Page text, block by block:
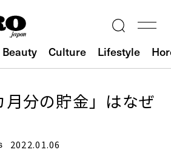
Beauty Culture Lifestyle
月分の貯金」はなぜ
2022.01.06